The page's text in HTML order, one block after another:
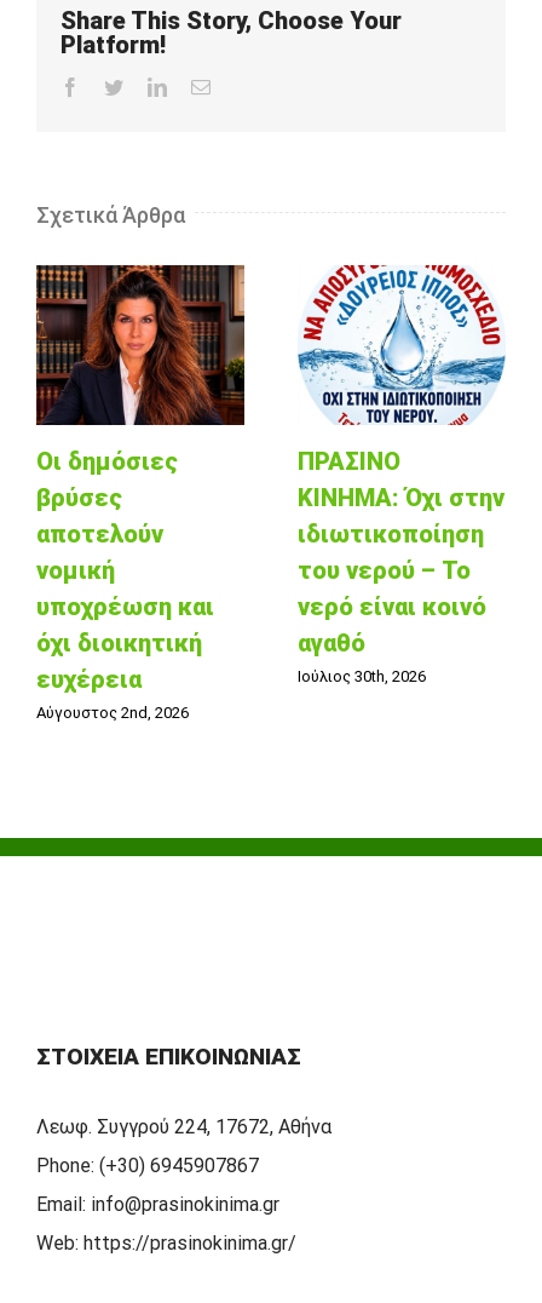
Share This Story, Choose Your
Platform!
Facebook
TwitterLinkedInEmail
Σχετικά Άρθρα
Οι δημόσιες
βρύσες
αποτελούν
νομική
υποχρέωση και
όχι διοικητική
ευχέρεια
Αύγουστος 2nd, 2026
ΠΡΑΣΙΝΟ
ΚΙΝΗΜΑ: Όχι στην
ιδιωτικοποίηση
του νερού – Το
νερό είναι κοινό
αγαθό
Ιούλιος 30th, 2026
ΣΤΟΙΧΕΊΑ ΕΠΙΚΟΙΝΩΝΊΑΣ
Λεωφ. Συγγρού 224, 17672, Αθήνα
Phone: (+30) 6945907867
Email: info@prasinokinima.gr
Web: https://prasinokinima.gr/